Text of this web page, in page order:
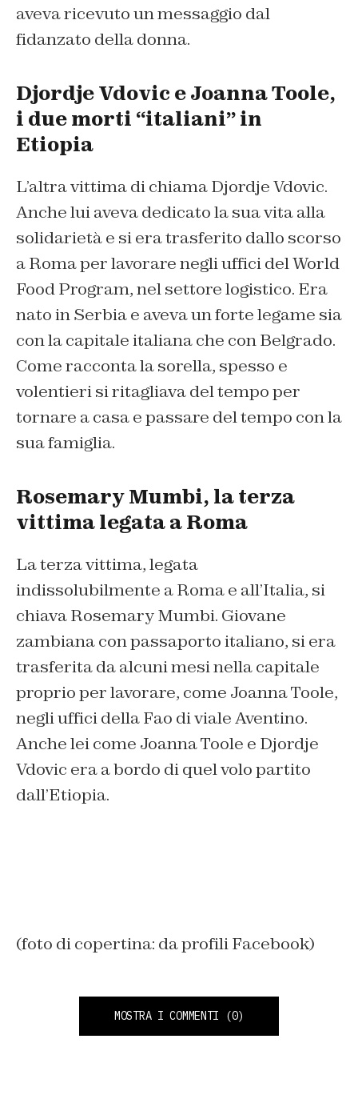
aveva ricevuto un messaggio dal
fidanzato della donna.
Djordje Vdovic e Joanna Toole,
i due morti “italiani” in
Etiopia
L’altra vittima di chiama Djordje Vdovic.
Anche lui aveva dedicato la sua vita alla
solidarietà e si era trasferito dallo scorso
a Roma per lavorare negli uffici del World
Food Program, nel settore logistico. Era
nato in Serbia e aveva un forte legame sia
con la capitale italiana che con Belgrado.
Come racconta la sorella, spesso e
volentieri si ritagliava del tempo per
tornare a casa e passare del tempo con la
sua famiglia.
Rosemary Mumbi, la terza
vittima legata a Roma
La terza vittima, legata
indissolubilmente a Roma e all’Italia, si
chiava Rosemary Mumbi. Giovane
zambiana con passaporto italiano, si era
trasferita da alcuni mesi nella capitale
proprio per lavorare, come Joanna Toole,
negli uffici della Fao di viale Aventino.
Anche lei come Joanna Toole e Djordje
Vdovic era a bordo di quel volo partito
dall’Etiopia.
(foto di copertina: da profili Facebook)
MOSTRA I COMMENTI (0)